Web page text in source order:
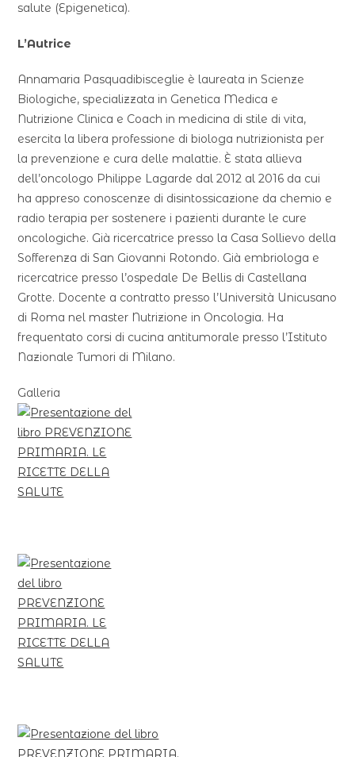
salute (Epigenetica).
L’Autrice
Annamaria Pasquadibisceglie è laureata in Scienze
Biologiche, specializzata in Genetica Medica e
Nutrizione Clinica e Coach in medicina di stile di vita,
esercita la libera professione di biologa nutrizionista per
la prevenzione e cura delle malattie. È stata allieva
dell’oncologo Philippe Lagarde dal 2012 al 2016 da cui
ha appreso conoscenze di disintossicazione da chemio e
radio terapia per sostenere i pazienti durante le cure
oncologiche. Già ricercatrice presso la Casa Sollievo della
Sofferenza di San Giovanni Rotondo. Già embriologa e
ricercatrice presso l’ospedale De Bellis di Castellana
Grotte. Docente a contratto presso l’Università Unicusano
di Roma nel master Nutrizione in Oncologia. Ha
frequentato corsi di cucina antitumorale presso l’Istituto
Nazionale Tumori di Milano.
Galleria